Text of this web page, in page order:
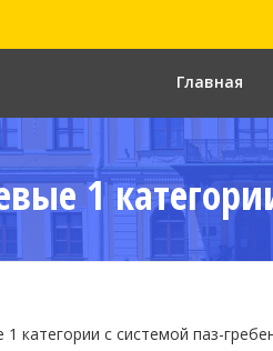
Главная
1
категории с системой паз-